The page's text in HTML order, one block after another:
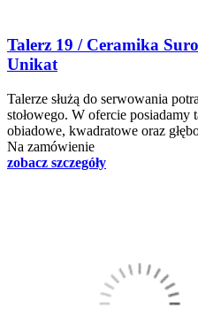
Talerz 19 / Ceramika
Unikat
Talerze służą do serwowania
stołowego. W ofercie posiadamy
obiadowe, kwadratowe oraz
Na zamówienie
zobacz szczegóły